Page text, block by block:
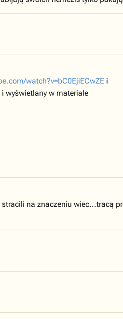
watch?v=bC0EjiECwZE i
i wyświetlany w materiale
na znaczeniu wiec...tracą